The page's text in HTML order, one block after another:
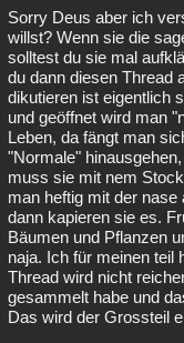
Sorry Deus aber ich
willst? Wenn sie die
solltest du sie mal
du dann diesen Thread
dikutieren ist eigentlich
und geöffnet wird man
Leben, da fängt man
"Normale"
muss sie mit nem
man heftig mit der
dann kapieren sie es.
Bäumen und Pflanzen
naja. Ich für meinen teil
Thread wird nicht
gesammelt habe und
Das wird der Grossteil